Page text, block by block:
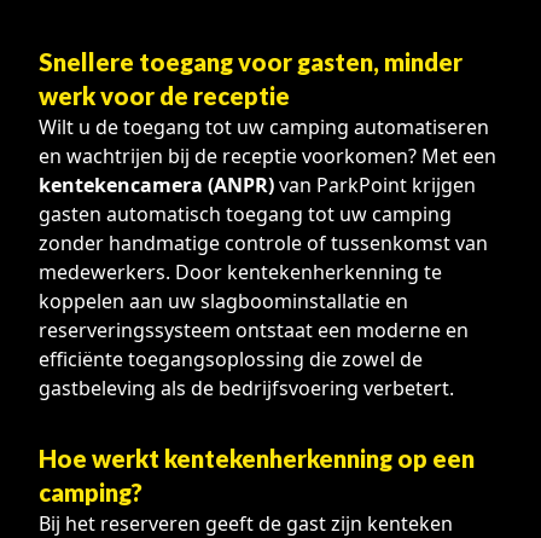
Snellere toegang voor gasten, minder
werk voor de receptie
Wilt u de toegang tot uw camping automatiseren
en wachtrijen bij de receptie voorkomen? Met een
kentekencamera (ANPR)van ParkPoint krijgen
gasten automatisch toegang tot uw camping
zonder handmatige controle of tussenkomst van
medewerkers. Door kentekenherkenning te
koppelen aan uw slagboominstallatie en
reserveringssysteem ontstaat een moderne en
efficiënte toegangsoplossing die zowel de
gastbeleving als de bedrijfsvoering verbetert.
Hoe werkt kentekenherkenning op een
camping?
Bij het reserveren geeft de gast zijn kenteken